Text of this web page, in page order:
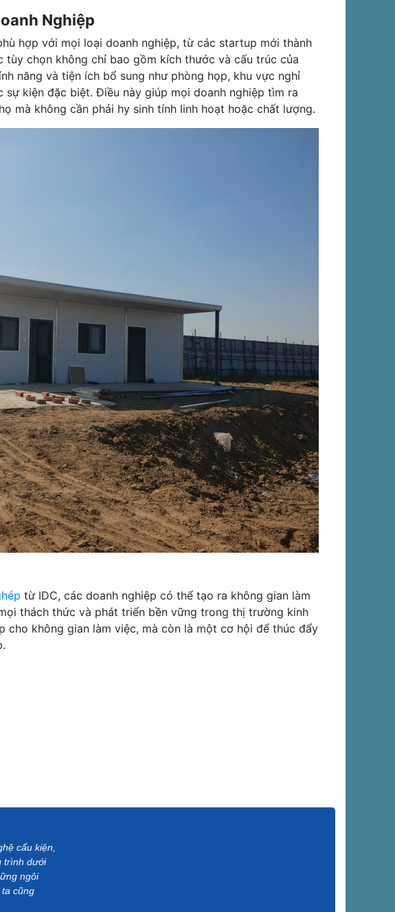
Nghiệp
hợp với mọi loại doanh nghiệp, từ các startup mới thành
chọn không chỉ bao gồm kích thước và cấu trúc của
năng và tiện ích bổ sung như phòng họp, khu vực nghỉ
kiện đặc biệt. Điều này giúp mọi doanh nghiệp tìm ra
mà không cần phải hy sinh tính linh hoạt hoặc chất lượng.
từ IDC, các doanh nghiệp có thể tạo ra không gian làm
thách thức và phát triển bền vững trong thị trường kinh
cho không gian làm việc, mà còn là một cơ hội để thúc đẩy
cấu kiện,
trình dưới
ngôi
cũng